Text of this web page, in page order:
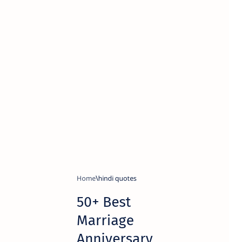
Home hindi quotes
50+ Best
Marriage